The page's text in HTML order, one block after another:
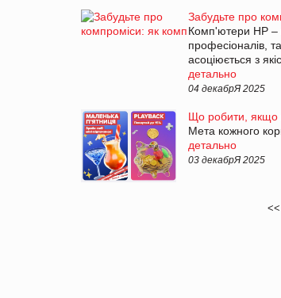
Забудьте про
Комп'ютери HP –
професіоналів,
асоціюється з
детально
04 декабрЯ 2025
Що робити, якщо
Мета кожного
детально
03 декабрЯ 2025
<<